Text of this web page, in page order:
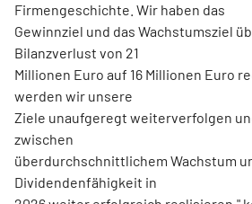
Firmengeschichte. Wir haben das
Gewinnziel und das Wachstumsziel
Bilanzverlust von 21
Millionen Euro auf 16 Millionen Euro
werden wir unsere
Ziele unaufgeregt weiterverfolgen
zwischen
überdurchschnittlichem Wachstum
Dividendenfähigkeit in